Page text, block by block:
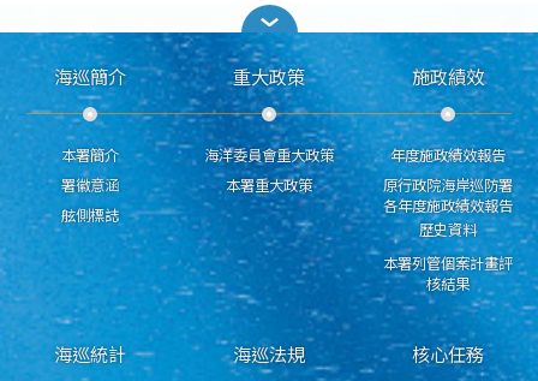
海巡簡介
本署簡介
署徽意涵
舷側標誌
重大政策
海洋委員會重大政策
本署重大政策
施政績效
年度施政績效報告
原行政院海岸巡防署
各年度施政績效報告
歷史資料
本署列管個案計畫評
核結果
海巡統計 海巡法規 核心任務